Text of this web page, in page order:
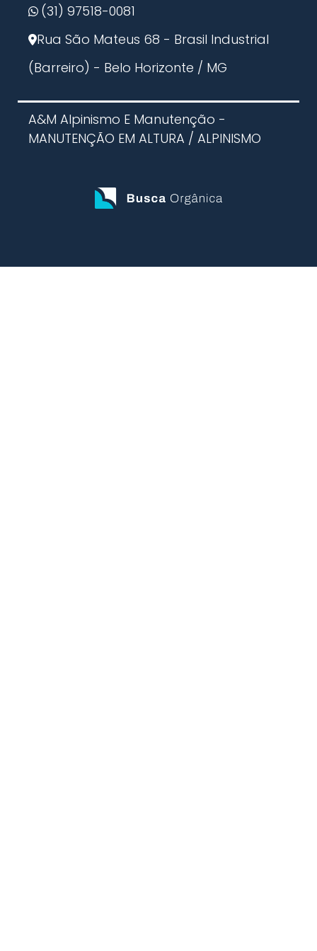
(31) 97518-0081
Rua São Mateus 68 - Brasil Industrial
(Barreiro) - Belo Horizonte / MG
A&M Alpinismo E Manutenção -
MANUTENÇÃO EM ALTURA / ALPINISMO